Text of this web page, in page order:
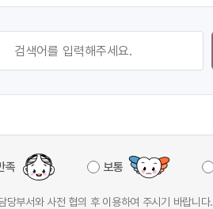
족 보통
당부서와 사전 협의 후 이용하여 주시기 바랍니다.